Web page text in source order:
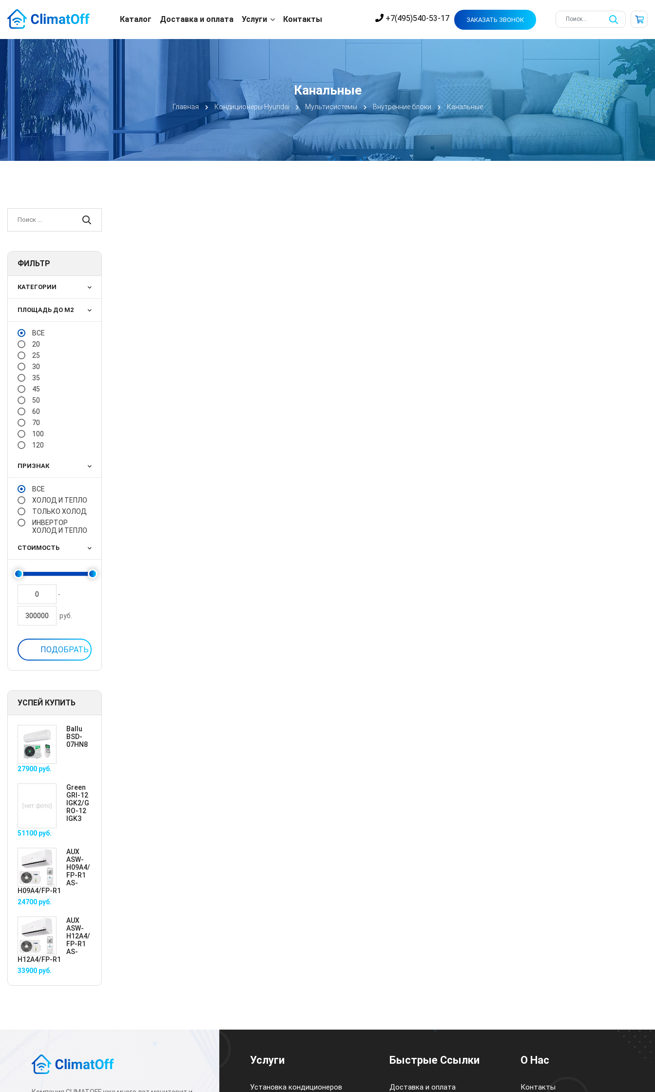
+7(495)540-53-17 ЗАКАЗАТЬ ЗВОНОК
Каталог Доставка и оплата Услуги Контакты
Канальные
Главная Кондиционеры Hyundai Мультисистемы Внутренние блоки Канальные
ФИЛЬТР
КАТЕГОРИИ
ПЛОЩАДЬ ДО М2
ВСЕ
20
25
30
35
45
50
60
70
100
120
ПРИЗНАК
ВСЕ
ХОЛОД И ТЕПЛО
ТОЛЬКО ХОЛОД
ИНВЕРТОР
ХОЛОД И ТЕПЛО
СТОИМОСТЬ
-
руб.
УСПЕЙ КУПИТЬ
Ballu
BSD-
07HN8
27900 руб.
Green
GRI-12
IGK2/G
RO-12
IGK3
51100 руб.
AUX
ASW-
H09A4/
FP-R1
AS-
H09A4/FP-R1
24700 руб.
AUX
ASW-
H12A4/
FP-R1
AS-
H12A4/FP-R1
33900 руб.
Услуги
Установка кондиционеров
Быстрые Ссылки
Доставка и оплата
О Нас
Контакты